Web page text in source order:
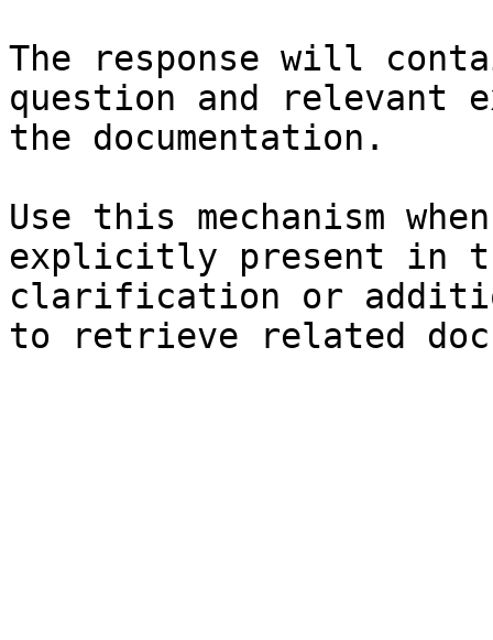
The response will
question and relevant
the documentation.
Use this mechanism
explicitly present in
clarification or